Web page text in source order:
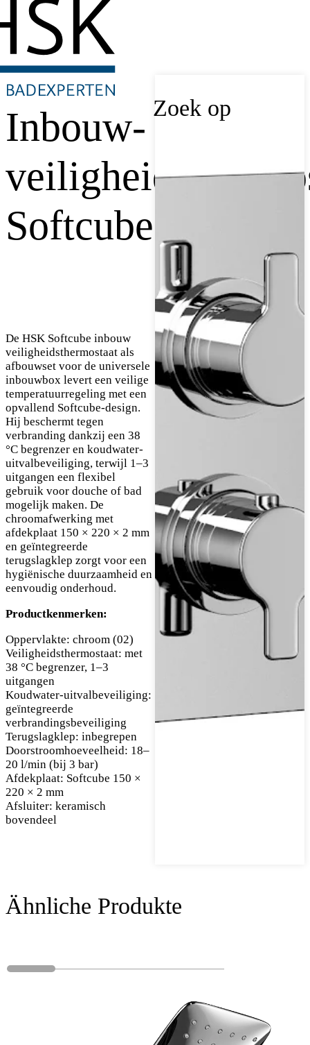
Zoek op
Inbouw-
Softcube
De HSK Softcube inbouw
veiligheidsthermostaat als
afbouwset voor de universele
inbouwbox levert een veilige
temperatuurregeling met een
opvallend Softcube-design.
Hij beschermt tegen
verbranding dankzij een 38
°C begrenzer en koudwater-
uitvalbeveiliging, terwijl 1–3
uitgangen een flexibel
gebruik voor douche of bad
mogelijk maken. De
chroomafwerking met
afdekplaat 150 × 220 × 2 mm
en geïntegreerde
terugslagklep zorgt voor een
hygiënische duurzaamheid en
eenvoudig onderhoud.
Productkenmerken:
Oppervlakte: chroom (02)
Veiligheidsthermostaat: met
38 °C begrenzer, 1–3
uitgangen
Koudwater-uitvalbeveiliging:
geïntegreerde
verbrandingsbeveiliging
Terugslagklep: inbegrepen
Doorstroomhoeveelheid: 18–
20 l/min (bij 3 bar)
Afdekplaat: Softcube 150 ×
220 × 2 mm
Afsluiter: keramisch
bovendeel
Ähnliche Produkte